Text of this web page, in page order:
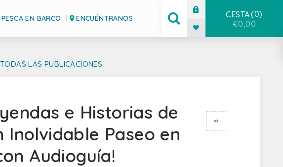
PESCA EN BARCO ENCUÉNTRANOS CESTA 0
€0,00
LAS PUBLICACIONES
e Historias de
Inolvidable Paseo en
Audioguía!